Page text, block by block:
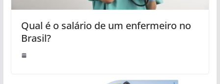
Qual é o salário de um enfermeiro no
Brasil?